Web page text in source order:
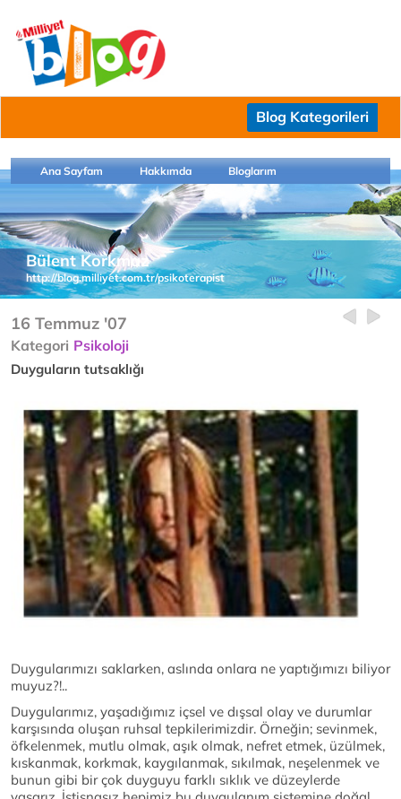
Blog Kategorileri
Ana Sayfam Hakkımda Bloglarım
Bülent Korkmaz
http://blog.milliyet.com.tr/psikoterapist
16 Temmuz '07
Kategori Psikoloji
Duyguların tutsaklığı
Duygularımızı saklarken, aslında onlara ne yaptığımızı biliyor
muyuz?!..
Duygularımız, yaşadığımız içsel ve dışsal olay ve durumlar
karşısında oluşan ruhsal tepkilerimizdir. Örneğin; sevinmek,
öfkelenmek, mutlu olmak, aşık olmak, nefret etmek, üzülmek,
kıskanmak, korkmak, kaygılanmak, sıkılmak, neşelenmek ve
bunun gibi bir çok duyguyu farklı sıklık ve düzeylerde